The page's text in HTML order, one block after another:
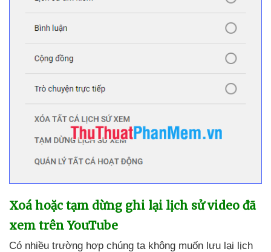
Xoá hoặc tạm dừng ghi lại lịch sử video đã
xem trên YouTube
Có nhiều trường hợp chúng ta không muốn lưu lại lịch